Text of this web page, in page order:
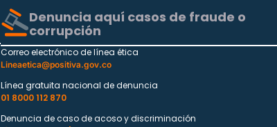
Denuncia aquí casos de fraude o
corrupción
Correo electrónico de línea ética
Lineaetica@positiva.gov.co
Línea gratuita nacional de denuncia
01 8000 112 870
Denuncia de caso de acoso y discriminación